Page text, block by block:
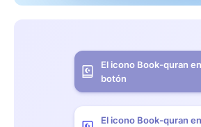
El icono Book-quran
botón
El icono Book-quran